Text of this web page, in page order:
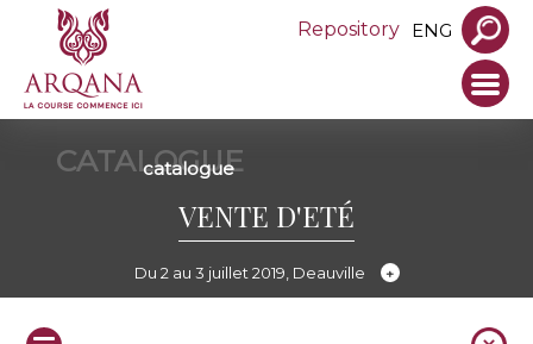
Repository ENG
CATALOGUE
catalogue
VENTE D'ETÉ
Du 2 au 3 juillet 2019, Deauville